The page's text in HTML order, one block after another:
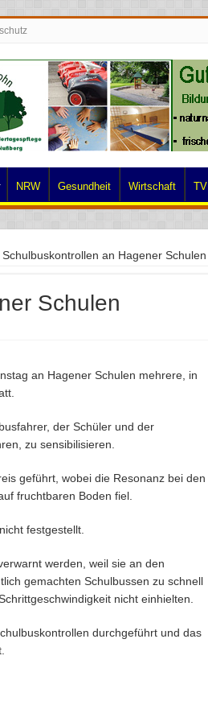
NRW Gesundheit Wirtschaft TV
Schulbuskontrollen an Hagener Schulen
Schulen
an Hagener Schulen mehrere, in
der Schüler und der
zu sensibilisieren.
geführt, wobei die Resonanz bei den
fruchtbaren Boden fiel.
festgestellt.
werden, weil sie an den
gemachten Schulbussen zu schnell
nicht einhielten.
durchgeführt und das